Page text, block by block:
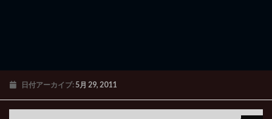
日付アーカイブ: 5月 29, 2011